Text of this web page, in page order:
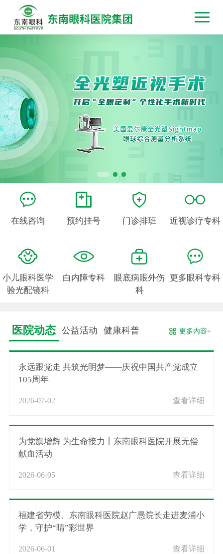
在线咨询 预约挂号 门诊排班 近视诊疗专科
小儿眼科医学
验光配镜科
白内障专科
眼底病眼外伤
科
更多眼科专科
医院动态 公益活动 健康科普 更多内容+
永远跟党走 共筑光明梦——庆祝中国共产党成立
105周年
2026-07-02 查看详细
为党旗增辉 为生命接力丨东南眼科医院开展无偿
献血活动
2026-06-05 查看详细
福建省劳模、东南眼科医院赵广愚院长走进麦浦小
学，守护“睛”彩世界
2026-06-01 查看详细